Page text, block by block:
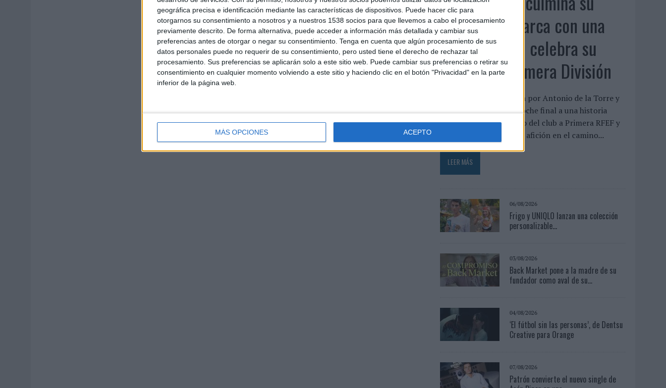
geográfica precisa e identificación mediante las características de dispositivos. Puede hacer clic para
otorgarnos su consentimiento a nosotros y a nuestros 1538 socios para que llevemos a cabo el procesamiento
previamente descrito. De forma alternativa, puede acceder a información más detallada y cambiar sus
preferencias antes de otorgar o negar su consentimiento. Tenga en cuenta que algún procesamiento de sus
datos personales puede no requerir de su consentimiento, pero usted tiene el derecho de rechazar tal
procesamiento. Sus preferencias se aplicarán solo a este sitio web. Puede cambiar sus preferencias o retirar su
consentimiento en cualquier momento volviendo a este sitio y haciendo clic en el botón "Privacidad" en la parte
inferior de la página web.
MÁS OPCIONES ACEPTO
trilogía de marca con una
campaña que celebra su
regreso a Primera División
La pieza, protagonizada por Antonio de la Torre y
Salva Reina, pone el broche final a una historia
iniciada tras el descenso del club a Primera RFEF y
reivindica el papel de la afición en el camino...
LEER MÁS
06/08/2026
Frigo y UNIQLO lanzan una colección
personalizable...
03/08/2026
Back Market pone a la madre de su
fundador como aval de su...
04/08/2026
‘El fútbol sin las personas’, de Dentsu
Creative para Orange
07/08/2026
Patrón convierte el nuevo single de